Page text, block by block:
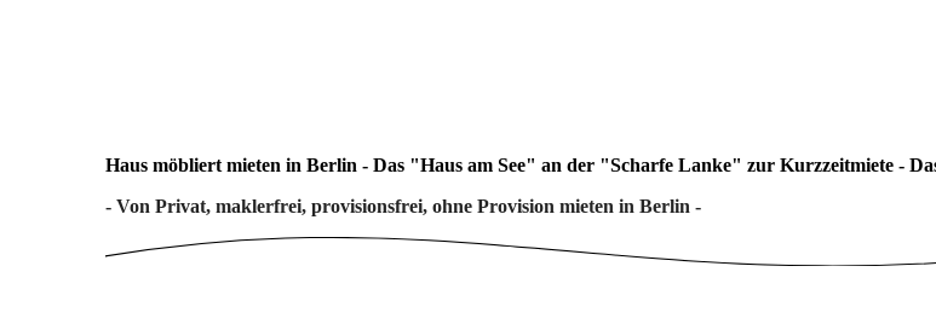
Haus möbliert mieten in Berlin - Das "Haus am See" an der "Scharfe Lanke" zur Kurzzeitmiete -
- Von Privat, maklerfrei, provisionsfrei, ohne Provision mieten in Berlin -